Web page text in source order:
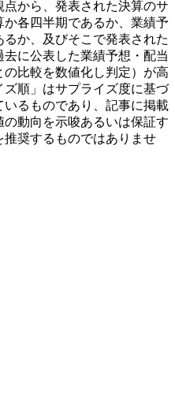
から、発表された決算のサ
各四半期であるか、業績予
か、及びそこで発表された
に公表した業績予想・配当
比較を数値化し判定）が高
順」はサプライズ度に基づ
るものであり、記事に掲載
動向を示唆あるいは保証す
奨するものではありませ